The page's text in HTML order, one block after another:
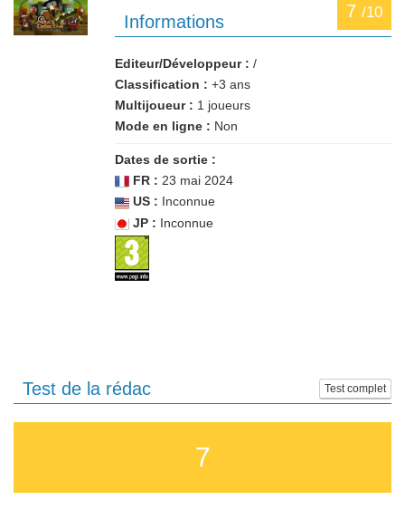
7 /10
Informations
Editeur/Développeur : /
Classification : +3 ans
Multijoueur : 1 joueurs
Mode en ligne : Non
Dates de sortie :
FR : 23 mai 2024
US : Inconnue
JP : Inconnue
Test complet
Test de la rédac
7